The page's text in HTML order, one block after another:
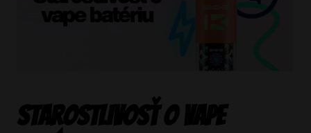
Starostlivosť o vape